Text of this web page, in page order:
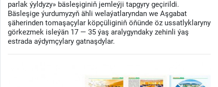
parlak ýyldyzy» bäsleşiginiň jemleýji tapgyry geçirildi.
Bäsleşige ýurdumyzyň ähli welaýatlaryndan we Aşgabat
şäherinden tomaşaçylar köpçüliginiň öňünde öz ussatlyklaryny
görkezmek isleýän 17 — 35 ýaş aralygyndaky zehinli ýaş
estrada aýdymçylary gatnaşdylar.